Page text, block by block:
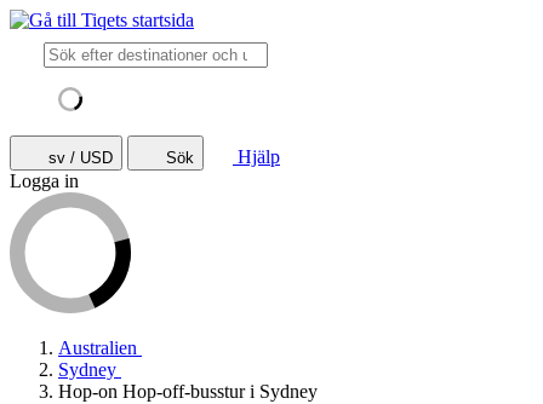
sv / USD Sök
Hjälp
Logga in
Australien
Sydney
Hop-on Hop-off-busstur i Sydney